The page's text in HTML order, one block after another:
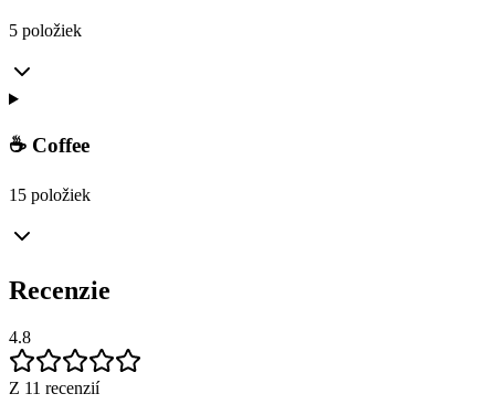
5 položiek
☕ Coffee
15 položiek
Recenzie
4.8
Z 11 recenzií